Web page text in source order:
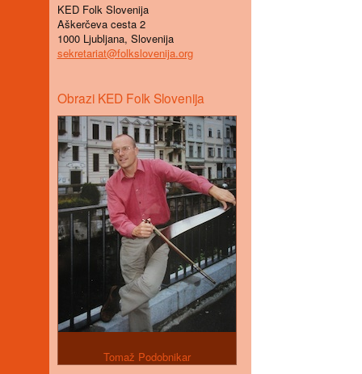
KED Folk Slovenija
Aškerčeva cesta 2
1000 Ljubljana, Slovenija
sekretariat@folkslovenija.org
Obrazi KED Folk Slovenija
Tomaž Podobnikar